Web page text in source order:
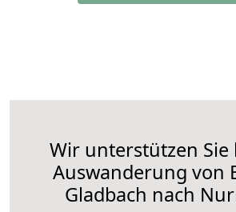
Wir unterstützen
Auswanderung von
Gladbach nach